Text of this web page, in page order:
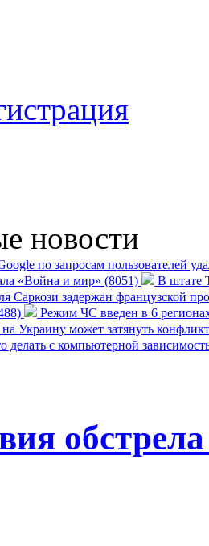
новости
по запросам пользователей
«Война и мир» (8051)
В штате
Саркози задержан французской
Режим ЧС введен в 6
Украину может затянуть
делать с компьютерной